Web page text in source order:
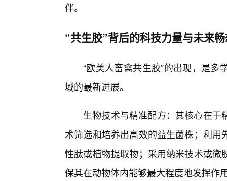
伴。
“共生胶”背后的科技力量与未来
“欧美人畜禽共生胶”的出现，是
域的最新进展。
生物技术与精准配方：其核心在
术筛选和培养出高效的益生菌株；利
性肽或植物提取物；采用纳米技术或
保其在动物体内能够最大程度地发挥作